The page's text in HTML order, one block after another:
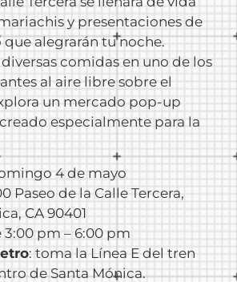
y presentaciones de
alegrarán tu noche.
comidas en uno de los
al aire libre sobre el
un mercado pop-up
especialmente para la
4 de mayo
Paseo de la Calle Tercera,
CA 90401
3:00 pm – 6:00 pm
: toma la Línea E del tren
de Santa Mónica.